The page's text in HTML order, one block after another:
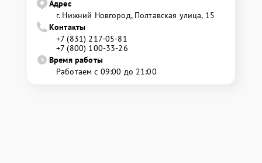
Адрес
г. Нижний Новгород, Полтавская улица, 15
Контакты
+7 (831) 217-05-81
+7 (800) 100-33-26
Время работы
Работаем с 09:00 до 21:00